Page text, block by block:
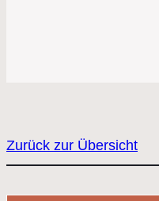
Zurück zur Übersicht